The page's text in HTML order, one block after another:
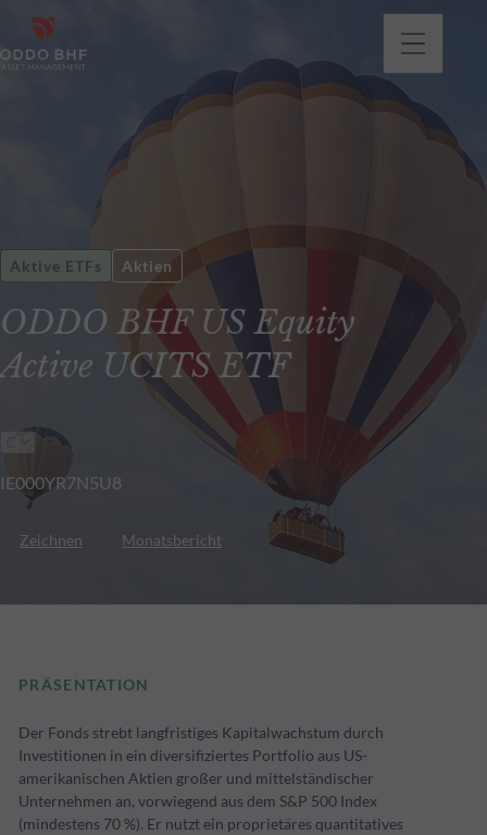
ODDO BHF US Equity
Active UCITS ETF
Aktive ETFs Aktien
IE000YR7N5U8
Zeichnen Monatsbericht
PRÄSENTATION
Der Fonds strebt langfristiges Kapitalwachstum durch
Investitionen in ein diversifiziertes Portfolio aus US-
amerikanischen Aktien großer und mittelständischer
Unternehmen an, vorwiegend aus dem S&P 500 Index
(mindestens 70 %). Er nutzt ein proprietäres quantitatives